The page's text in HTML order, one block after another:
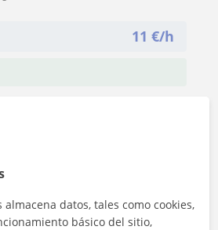
11 €/h
datos, tales como cookies,
básico del sitio,